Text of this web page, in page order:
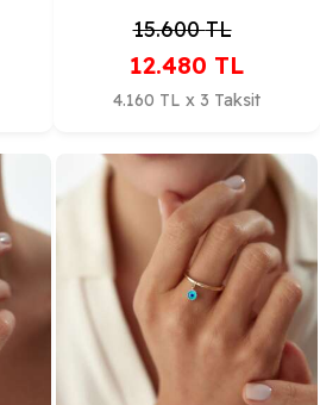
15.600TL
12.480 TL
4.160 TL x 3 Taksit